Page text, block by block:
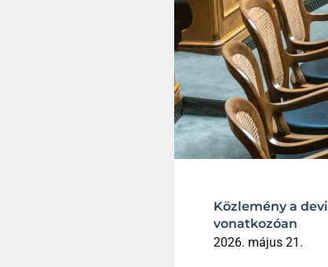
Közlemény a
vonatkozóan
2026. május 21.